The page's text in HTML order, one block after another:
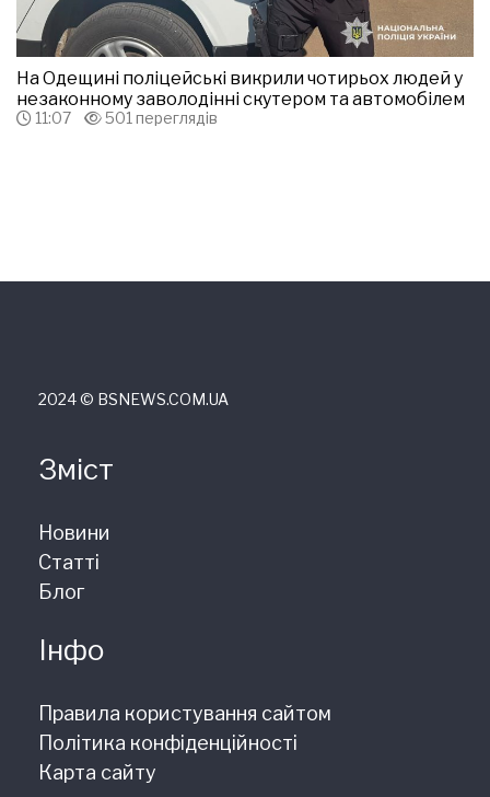
На Одещині поліцейські викрили чотирьох людей у
незаконному заволодінні скутером та автомобілем
11:07 501 переглядів
2024 © ВSNEWS.COM.UA
Зміст
Новини
Статті
Блог
Інфо
Правила користування сайтом
Політика конфіденційності
Карта сайту